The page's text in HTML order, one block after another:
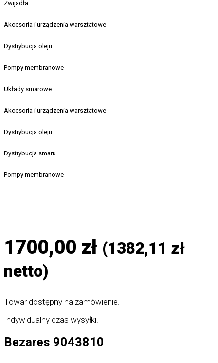
Zwijadła
Akcesoria i urządzenia warsztatowe
Dystrybucja oleju
Pompy membranowe
Układy smarowe
Akcesoria i urządzenia warsztatowe
Dystrybucja oleju
Dystrybucja smaru
Pompy membranowe
1700,00 zł (1382,11 zł
netto)
Towar dostępny na zamówienie.
Indywidualny czas wysyłki.
Bezares 9043810